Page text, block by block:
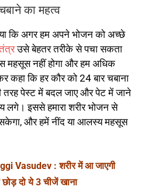
का महत्व
कि अगर हम अपने भोजन को अच्छे
उसे बेहतर तरीके से पचा सकता
महसूस नहीं होगा और हम अधिक
कहा कि हर कौर को 24 बार चबाना
तरह पेस्ट में बदल जाए और पेट में जाने
इससे हमारा शरीर भोजन से
और हमें नींद या आलस्य महसूस
Vasudev : शरीर में आ जाएगी
दो ये 3 चीजें खाना